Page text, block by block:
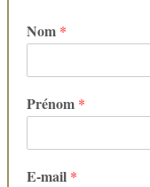
Nom *
Prénom *
E-mail *